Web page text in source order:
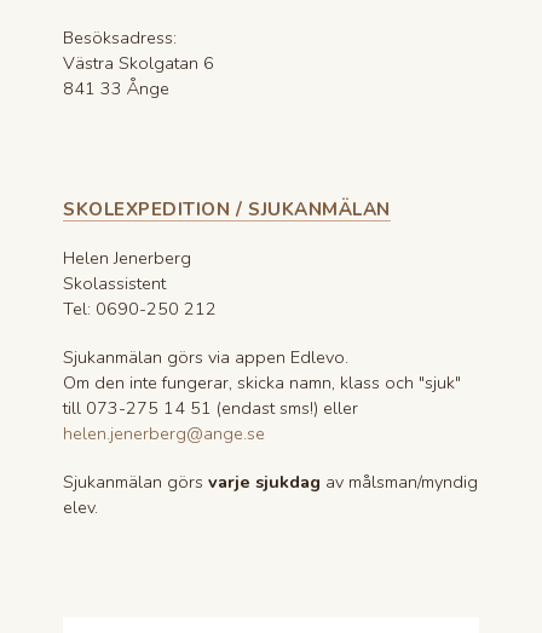
Besöksadress:
Västra Skolgatan 6
841 33 Ånge
SKOLEXPEDITION / SJUKANMÄLAN
Helen Jenerberg
Skolassistent
Tel: 0690-250 212
Sjukanmälan görs via appen Edlevo.
Om den inte fungerar, skicka namn, klass och "sjuk"
till 073-275 14 51 (endast sms!) eller
helen.jenerberg@ange.se
Sjukanmälan görs varje sjukdag av målsman/myndig
elev.